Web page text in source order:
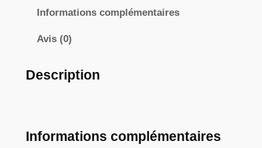
Informations complémentaires
Avis (0)
Description
Informations complémentaires